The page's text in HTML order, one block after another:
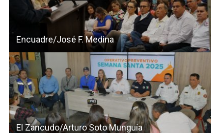
Encuadre/José F. Medina
El Zancudo/Arturo Soto Munguía